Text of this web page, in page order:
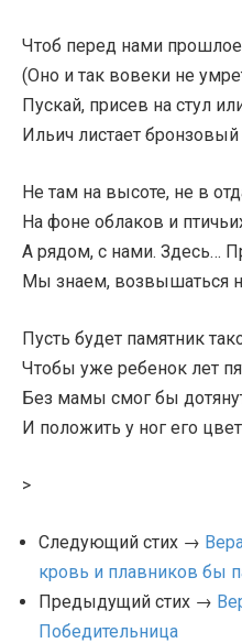
Чтоб перед нами
(Оно и так вовеки не
Пускай, присев на стул
Ильич листает бронзовый
Не там на высоте, не в
На фоне облаков и
А рядом, с нами. Здесь…
Мы знаем, возвышаться
Пусть будет памятник
Чтобы уже ребенок лет
Без мамы смог бы
И положить у ног его
>
Следующий стих →
кровь и плавников бы
Предыдущий стих →
Победительница